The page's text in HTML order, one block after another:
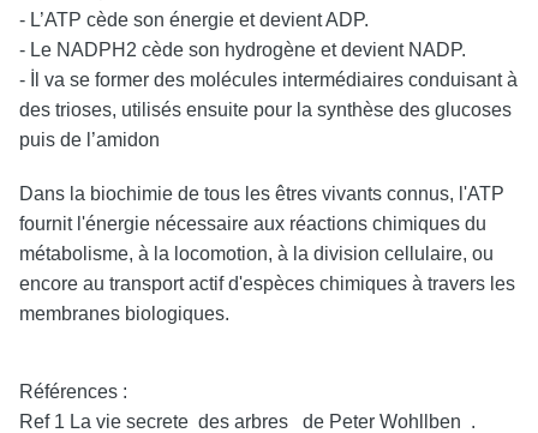
- L’ATP cède son énergie et devient ADP.
- Le NADPH2 cède son hydrogène et devient NADP.
- İl va se former des molécules intermédiaires conduisant à
des trioses, utilisés ensuite pour la synthèse des glucoses
puis de l’amidon
Dans la biochimie de tous les êtres vivants connus, l'ATP
fournit l'énergie nécessaire aux réactions chimiques du
métabolisme, à la locomotion, à la division cellulaire, ou
encore au transport actif d'espèces chimiques à travers les
membranes biologiques.
Références :
Ref 1 La vie secrete des arbres de Peter Wohllben .